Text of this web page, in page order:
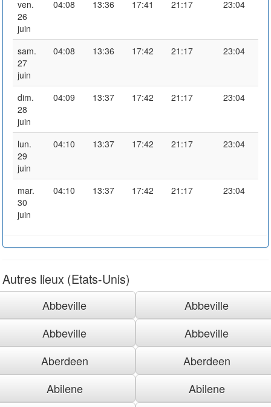
ven.
26
juin
04:08 13:36 17:41 21:17 23:04
sam.
27
juin
04:08 13:36 17:42 21:17 23:04
dim.
28
juin
04:09 13:37 17:42 21:17 23:04
lun.
29
juin
04:10 13:37 17:42 21:17 23:04
mar.
30
juin
04:10 13:37 17:42 21:17 23:04
Autres lieux (Etats-Unis)
Abbeville
Abbeville
Abbeville
Abbeville
Aberdeen
Aberdeen
Abilene
Abilene